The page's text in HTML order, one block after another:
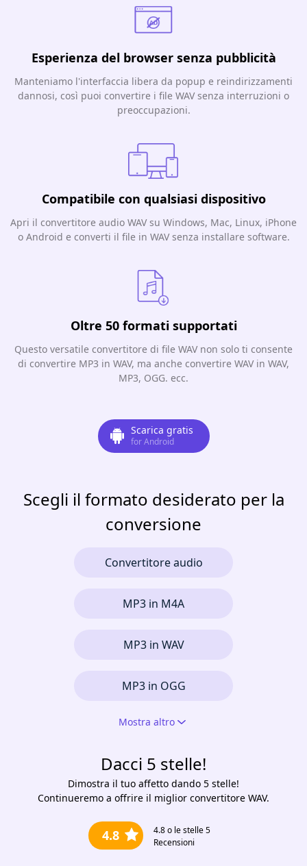
Esperienza del browser senza pubblicità
Manteniamo l'interfaccia libera da popup e reindirizzamenti
dannosi, così puoi convertire i file WAV senza interruzioni o
preoccupazioni.
Compatibile con qualsiasi dispositivo
Apri il convertitore audio WAV su Windows, Mac, Linux, iPhone
o Android e converti il ​​file in WAV senza installare software.
Oltre 50 formati supportati
Questo versatile convertitore di file WAV non solo ti consente
di convertire MP3 in WAV, ma anche convertire WAV in WAV,
MP3, OGG. ecc.
Scarica gratis
for Android
Scegli il formato desiderato per la
conversione
Convertitore audio
MP3 in M4A
MP3 in WAV
MP3 in OGG
Mostra altro
Dacci 5 stelle!
Dimostra il tuo affetto dando 5 stelle!
Continueremo a offrire il miglior convertitore WAV.
4.8 4.8o le stelle 5
Recensioni